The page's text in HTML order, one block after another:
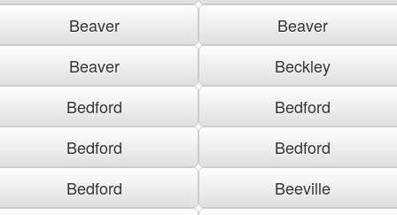
Beaver
Beaver
Beaver
Beckley
Bedford
Bedford
Bedford
Bedford
Bedford
Beeville